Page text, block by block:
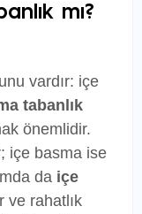
mı?
vardır: içe
tabanlık
önemlidir.
içe basma ise
da içe
ve rahatlık